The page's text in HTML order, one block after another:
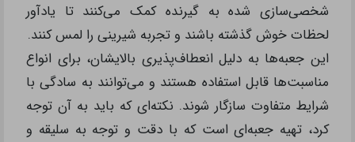
شخصی‌سازی شده به گیرنده کمک می‌کنند تا یادآور
لحظات خوش گذشته باشند و تجربه شیرینی را لمس کنند.
این جعبه‌ها به دلیل انعطاف‌پذیری بالایشان، برای انواع
مناسبت‌ها قابل استفاده هستند و می‌توانند به سادگی با
شرایط متفاوت سازگار شوند. نکته‌ای که باید به آن توجه
کرد، تهیه جعبه‌ای است که با دقت و توجه به سلیقه و